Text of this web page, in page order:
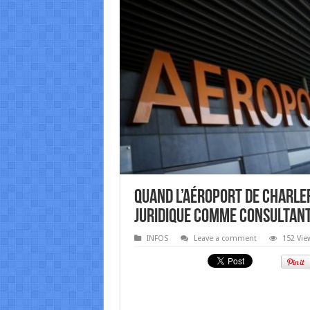
Quand l’aéroport de
juridique comme
INFOS Leave a comment 152